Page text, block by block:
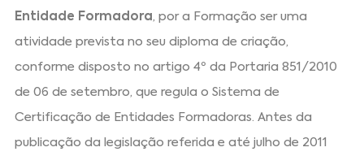
Entidade Formadora , por a Formação ser uma
atividade prevista no seu diploma de criação,
conforme disposto no artigo 4º da Portaria 851/2010
de 06 de setembro, que regula o Sistema de
Certificação de Entidades Formadoras. Antes da
publicação da legislação referida e até julho de 2011